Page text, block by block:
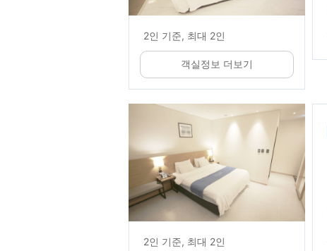
2인 기준, 최대 2인
객실정보 더보기
2인 기준, 최대 2인